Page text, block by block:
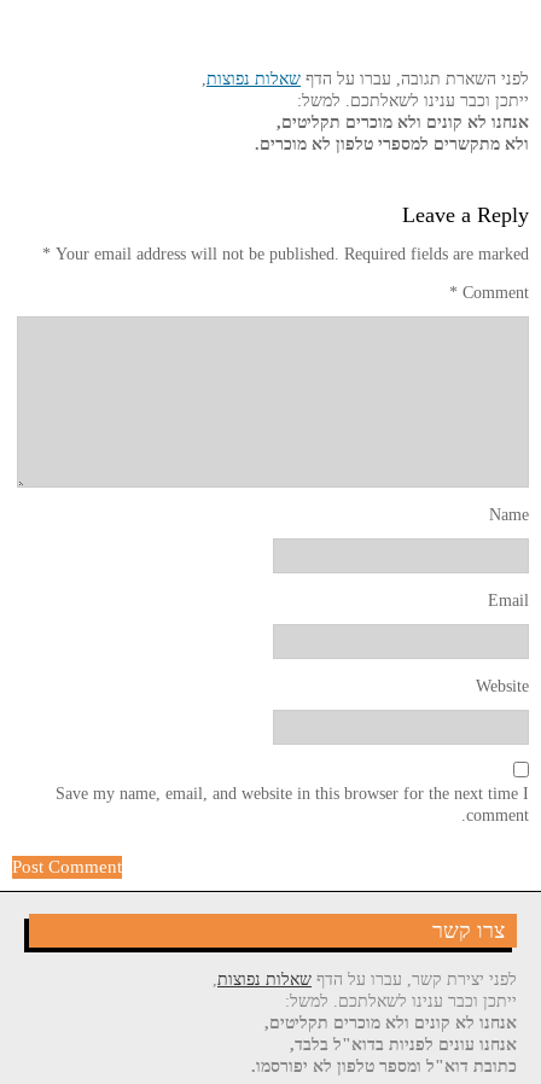
לפני השארת תגובה, עברו על הדף שאלות נפוצות,
ייתכן וכבר ענינו לשאלתכם. למשל:
אנחנו לא קונים ולא מוכרים תקליטים,
ולא מתקשרים למספרי טלפון לא מוכרים.
Leave a Reply
Your email address will not be published. Required fields are marked
*
Comment
*
Name
Email
Website
Save my name, email, and website in this browser for the next time I
comment.
צרו קשר
לפני יצירת קשר, עברו על הדף שאלות נפוצות,
ייתכן וכבר ענינו לשאלתכם. למשל:
אנחנו לא קונים ולא מוכרים תקליטים,
אנחנו עונים לפניות בדוא"ל בלבד,
כתובת דוא"ל ומספר טלפון לא יפורסמו.